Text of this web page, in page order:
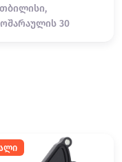
თბილისი,
30